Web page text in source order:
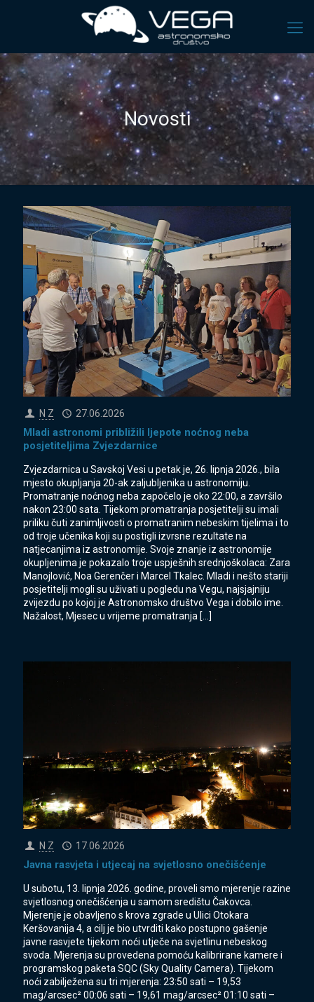
Novosti
N Z 27.06.2026
Mladi astronomi približili ljepote noćnog neba
posjetiteljima Zvjezdarnice
Zvjezdarnica u Savskoj Vesi u petak je, 26. lipnja 2026., bila
mjesto okupljanja 20-ak zaljubljenika u astronomiju.
Promatranje noćnog neba započelo je oko 22:00, a završilo
nakon 23:00 sata. Tijekom promatranja posjetitelji su imali
priliku čuti zanimljivosti o promatranim nebeskim tijelima i to
od troje učenika koji su postigli izvrsne rezultate na
natjecanjima iz astronomije. Svoje znanje iz astronomije
okupljenima je pokazalo troje uspješnih srednjoškolaca: Zara
Manojlović, Noa Gerenčer i Marcel Tkalec. Mladi i nešto stariji
posjetitelji mogli su uživati u pogledu na Vegu, najsjajniju
zvijezdu po kojoj je Astronomsko društvo Vega i dobilo ime.
Nažalost, Mjesec u vrijeme promatranja […]
N Z 17.06.2026
Javna rasvjeta i utjecaj na svjetlosno onečišćenje
U subotu, 13. lipnja 2026. godine, proveli smo mjerenje razine
svjetlosnog onečišćenja u samom središtu Čakovca.
Mjerenje je obavljeno s krova zgrade u Ulici Otokara
Keršovanija 4, a cilj je bio utvrditi kako postupno gašenje
javne rasvjete tijekom noći utječe na svjetlinu nebeskog
svoda. Mjerenja su provedena pomoću kalibrirane kamere i
programskog paketa SQC (Sky Quality Camera). Tijekom
noći zabilježena su tri mjerenja: 23:50 sati – 19,53
mag/arcsec² 00:06 sati – 19,61 mag/arcsec² 01:10 sati –